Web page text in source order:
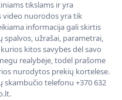
tikslams ir yra
video nuorodos yra tik
informacija gali skirtis
užrašai, parametrai,
kitos savybės dėl savo
realybėje, todėl prašome
nurodytos prekių kortelėse.
skambučio telefonu +370 632